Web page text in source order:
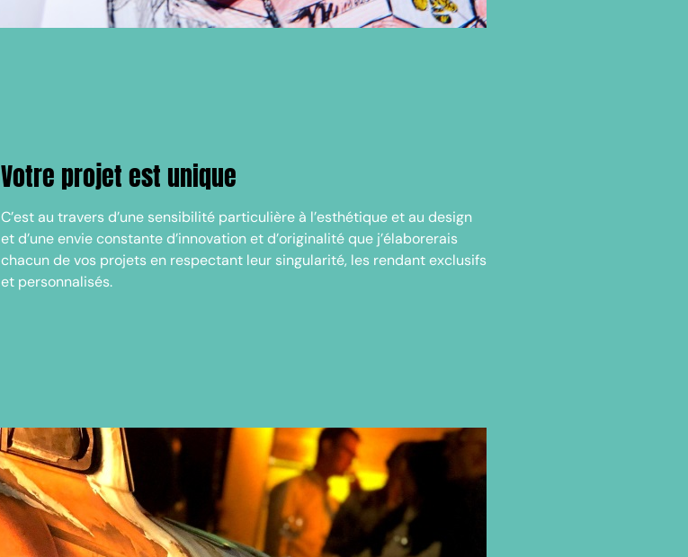
Votre projet est unique
C’est au travers d’une sensibilité particulière à l’esthétique et au design
et d’une envie constante d’innovation et d’originalité que j’élaborerais
chacun de vos projets en respectant leur singularité, les rendant exclusifs
et personnalisés.